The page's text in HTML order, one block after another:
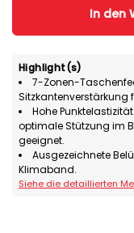
In den
Highlight(s)
7-Zonen-
Sitzkantenverstärkung
Hohe
optimale Stützung im
geeignet.
Ausgezeichnete
Klimaband.
Siehe die detaillierten